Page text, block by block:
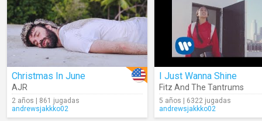
Christmas In June
AJR
2 años | 861 jugadas
andrewsjakkko02
I Just Wanna Shine
Fitz And The Tantrums
5 años | 6322 jugadas
andrewsjakkko02